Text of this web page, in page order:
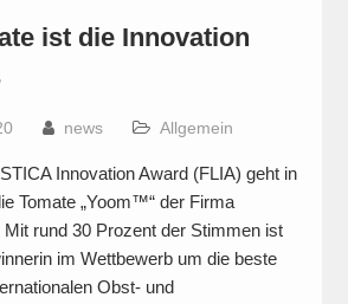
ist die Innovation
news Allgemein
Innovation Award (FLIA) geht in
Tomate „Yoom™“ der Firma
rund 30 Prozent der Stimmen ist
im Wettbewerb um die beste
Obst- und